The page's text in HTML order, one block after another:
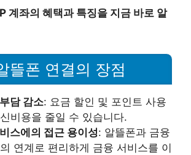
계좌의 혜택과 특징을 지금 바로 알
뜰폰 연결의 장점
담 감소: 요금 할인 및 포인트 사용
비용을 줄일 수 있습니다.
스에의 접근 용이성: 알뜰폰과 금융
연계로 편리하게 금융 서비스를 이